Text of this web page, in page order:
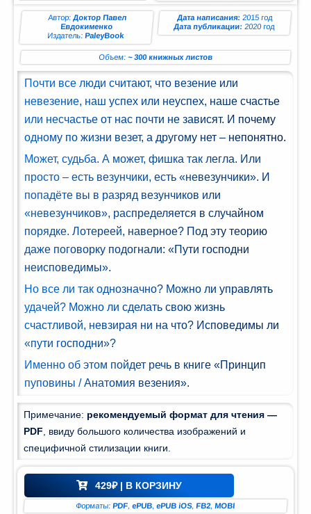
(1)
Роман
Мир и
Автор:Доктор Павел
Евдокименко
Издатель:PaleyBook
Дата написания:2015 год
Дата публикации:2020 год
Объем:~ 300 книжных листов
Почти все люди считают, что везение или
невезение, наш успех или неуспех, наше счастье
или несчастье от нас почти не зависят. И почему
одному по жизни везет, а другому нет – непонятно.
Может, судьба. А может, фишка так легла. Или
просто – есть везунчики, есть «невезунчики». И
попадёте вы в разряд везунчиков или
«невезунчиков», распределяется в случайном
порядке. Лотереей, наверное? Под эту теорию
даже поговорку подогнали: «Пути господни
неисповедимы».
Но все ли так однозначно? Можно ли управлять
удачей? Можно ли сделать свою жизнь
счастливой, невзирая ни на что? Исповедимы ли
«пути господни»?
Именно об этом пойдет речь в книге «Принцип
пуповины / Анатомия везения».
Примечание: рекомендуемый формат для чтения —
PDF , ввиду большого количества изображений и
специфичной стилизации книги.
429₽| В КОРЗИНУ
Форматы:PDF,ePUB,ePUB iOS,FB2,MOBI